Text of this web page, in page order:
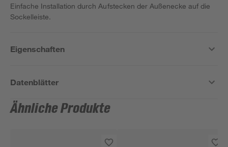
Einfache Installation durch Aufstecken der Außenecke auf die
Sockelleiste.
Eigenschaften
Datenblätter
Ähnliche Produkte